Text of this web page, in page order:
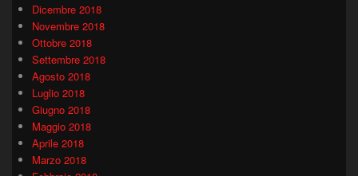
Dicembre 2018
Novembre 2018
Ottobre 2018
Settembre 2018
Agosto 2018
Luglio 2018
Giugno 2018
Maggio 2018
Aprile 2018
Marzo 2018